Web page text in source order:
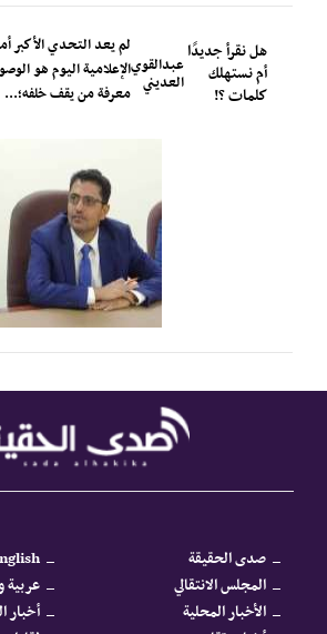
هل نقرأ جديدًا
أم نستهلك
كلمات ؟!
عبدالقوي
العديني
لم يعد التحدي الأكبر
الإعلامية اليوم هو
معرفة من يقف خلفه؛...
صدى الحقيقة
المجلس الانتقالي
عربية
الأخبار المحلية
أخبار